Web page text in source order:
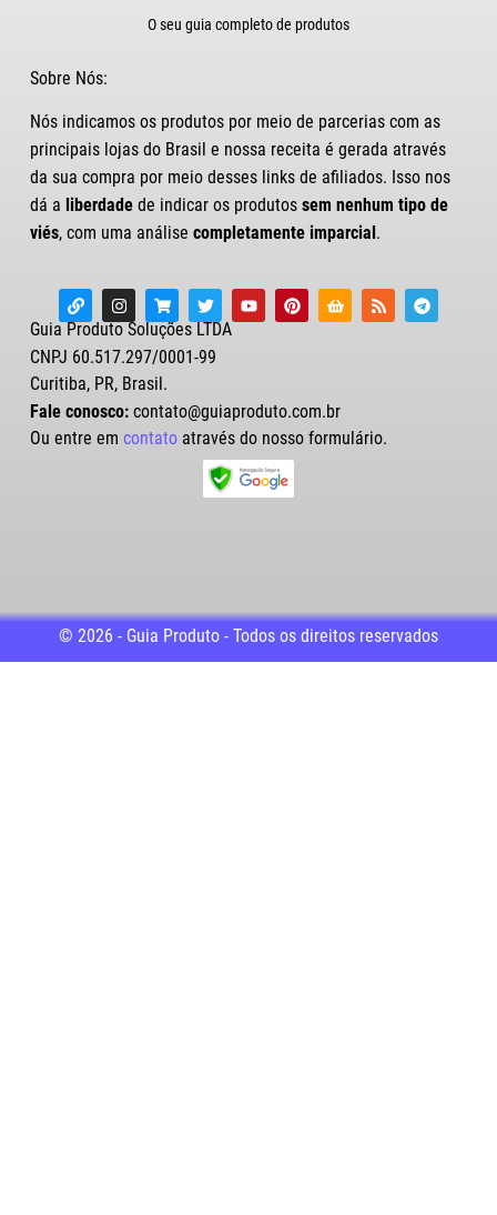
O seu guia completo de produtos
Sobre Nós:
Nós indicamos os produtos por meio de parcerias com as
principais lojas do Brasil e nossa receita é gerada através
da sua compra por meio desses links de afiliados. Isso nos
dá a liberdade de indicar os produtos sem nenhum tipo de
viés, com uma análise completamente imparcial .
Guia Produto Soluções LTDA
CNPJ 60.517.297/0001-99
Curitiba, PR, Brasil.
Fale conosco:contato@guiaproduto.com.br
Ou entre em contatoatravés do nosso formulário.
© 2026 - Guia Produto - Todos os direitos reservados